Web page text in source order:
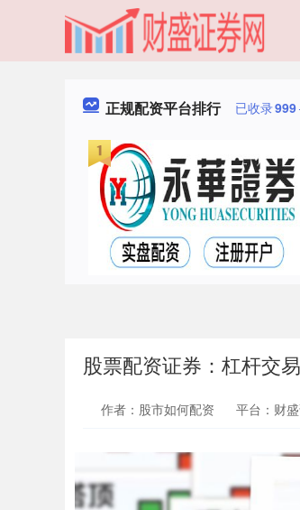
正规配资平台排行 已收录999
股票配资证券：杠杆交
作者：股市如何配资 平台：财